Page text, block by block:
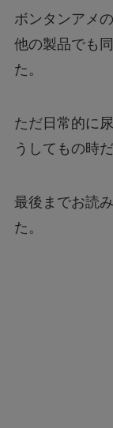
ボンタンアメ
他の製品でも
た。
ただ日常的に
うしてもの時
最後までお読
た。